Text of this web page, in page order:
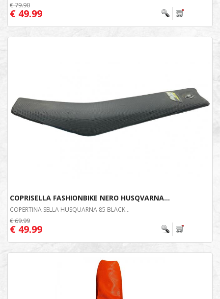
€ 79.90
€ 49.99
COPRISELLA FASHIONBIKE NERO HUSQVARNA...
COPERTINA SELLA HUSQUARNA 85 BLACK...
€ 69.99
€ 49.99